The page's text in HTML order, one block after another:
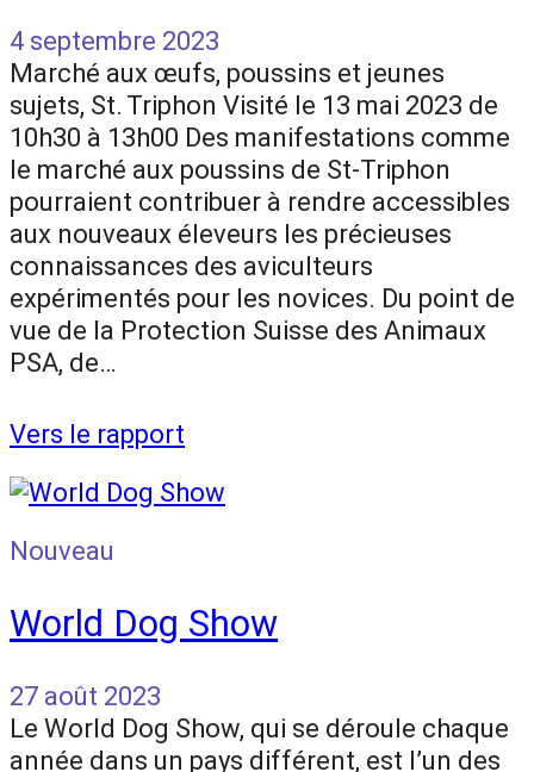
4 septembre 2023
Marché aux œufs, poussins et jeunes
sujets, St. Triphon Visité le 13 mai 2023 de
10h30 à 13h00 Des manifestations comme
le marché aux poussins de St-Triphon
pourraient contribuer à rendre accessibles
aux nouveaux éleveurs les précieuses
connaissances des aviculteurs
expérimentés pour les novices. Du point de
vue de la Protection Suisse des Animaux
PSA, de…
Vers le rapport
Nouveau
World Dog Show
27 août 2023
Le World Dog Show, qui se déroule chaque
année dans un pays différent, est l’un des